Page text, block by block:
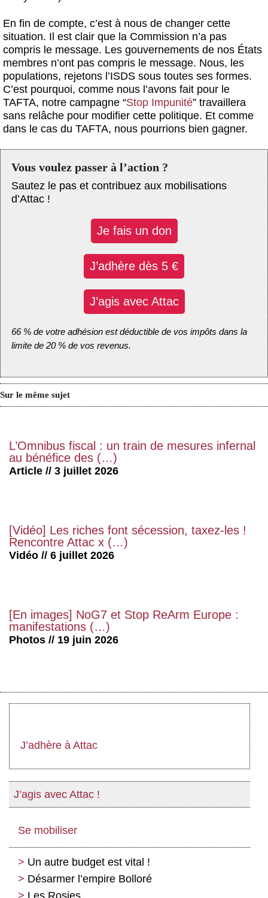
En fin de compte, c’est à nous de changer cette
situation. Il est clair que la Commission n’a pas
compris le message. Les gouvernements de nos États
membres n’ont pas compris le message. Nous, les
populations, rejetons l’ISDS sous toutes ses formes.
C’est pourquoi, comme nous l’avons fait pour le
TAFTA, notre campagne “Stop Impunité” travaillera
sans relâche pour modifier cette politique. Et comme
dans le cas du TAFTA, nous pourrions bien gagner.
Vous voulez passer à l’action ?
Sautez le pas et contribuez aux mobilisations
d’Attac !
Je fais un don
J’adhère dès 5 €
J’agis avec Attac
66 % de votre adhésion est déductible de vos impôts dans la
limite de 20 % de vos revenus.
Sur le même sujet
L’Omnibus fiscal : un train de mesures infernal
au bénéfice des (…)
Article // 3 juillet 2026
[Vidéo] Les riches font sécession, taxez-les !
Rencontre Attac x (…)
Vidéo // 6 juillet 2026
[En images] NoG7 et Stop ReArm Europe :
manifestations (…)
Photos // 19 juin 2026
J’adhère à Attac
J’agis avec Attac !
Se mobiliser
Un autre budget est vital !
Désarmer l’empire Bolloré
Les Rosies